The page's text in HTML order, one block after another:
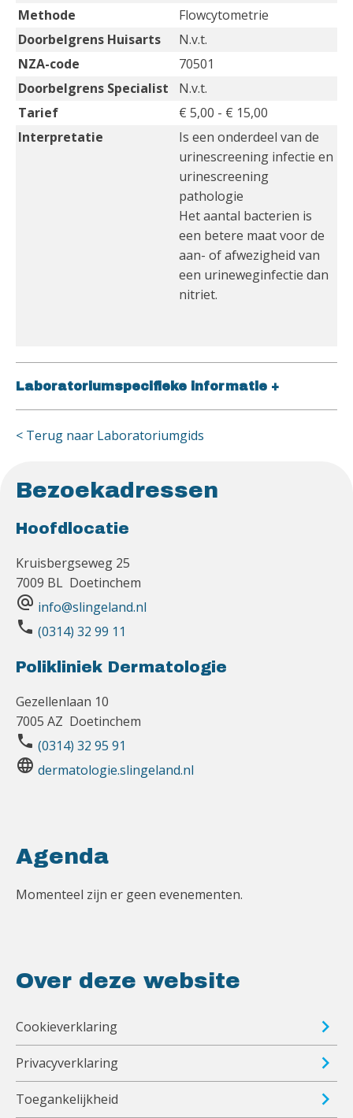
Methode
Flowcytometrie
Doorbelgrens Huisarts
N.v.t.
NZA-code
70501
Doorbelgrens Specialist
N.v.t.
Tarief
€ 5,00 - € 15,00
Interpretatie
Is een onderdeel van de
urinescreening infectie en
urinescreening
pathologie
Het aantal bacterien is
een betere maat voor de
aan- of afwezigheid van
een urineweginfectie dan
nitriet.
Laboratoriumspecifieke informatie +
< Terug naar Laboratoriumgids
Bezoekadressen
Hoofdlocatie
Kruisbergseweg 25
7009 BL Doetinchem
alternate_email info@slingeland.nl
phone (0314) 32 99 11
Polikliniek Dermatologie
Gezellenlaan 10
7005 AZ Doetinchem
phone (0314) 32 95 91
language dermatologie.slingeland.nl
Agenda
Momenteel zijn er geen evenementen.
Over deze website
Cookieverklaring
Privacyverklaring
Toegankelijkheid